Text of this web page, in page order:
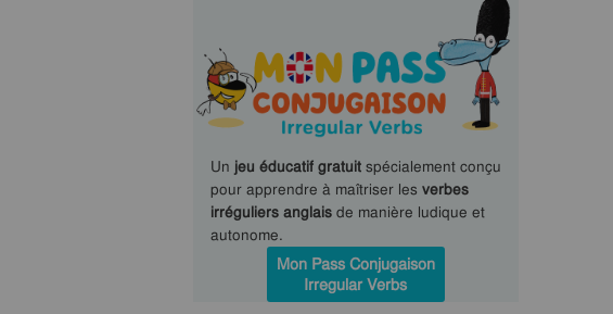
Un jeu éducatif gratuitspécialement conçu
pour apprendre à maîtriser les verbes
irréguliers anglaisde manière ludique et
autonome.
Mon Pass Conjugaison
Irregular Verbs